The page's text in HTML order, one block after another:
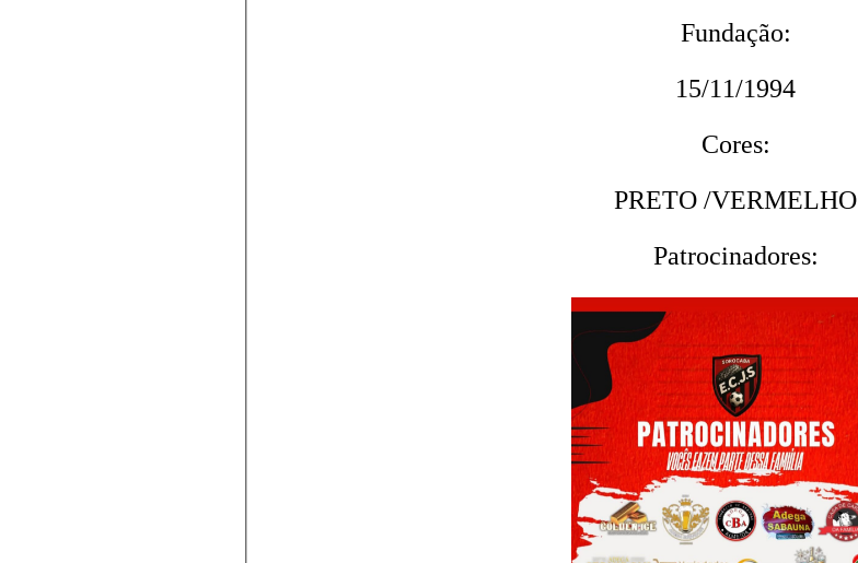
Fundação:
15/11/1994
Cores:
PRETO /VERMELHO
Patrocinadores: